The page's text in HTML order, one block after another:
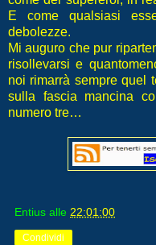
E come qualsiasi
debolezze.
Mi auguro che pur
risollevarsi e
noi rimarrà sempre quel
sulla fascia mancina
numero tre…
Entius alle 22:01:00
Condividi